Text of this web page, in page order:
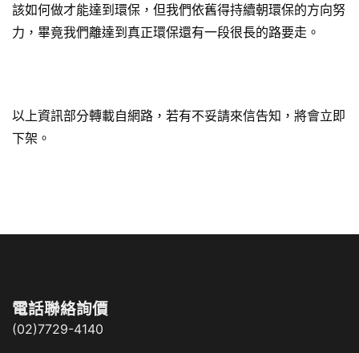
該如何做才能達到環保，但我們依舊得持續朝環保的方向努
力，畢竟我們離達到真正環保還有一段很長的路要走。
以上資訊部分轉載自網路，若有不妥請來信告知，將會立即
下架。
電話聯絡詢價
(02)7729-4140